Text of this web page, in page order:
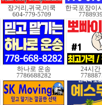
장거리,귀국,미쿡
604-779-5709
하나로 운송
7786688282
24시간